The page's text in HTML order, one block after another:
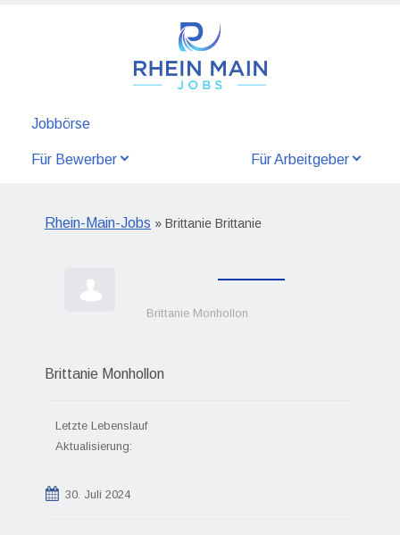
Jobbörse
Für Bewerber Für Arbeitgeber
Rhein-Main-Jobs » Brittanie Brittanie
Brittanie Monhollon
Brittanie Monhollon
Letzte Lebenslauf
Aktualisierung:
30. Juli 2024